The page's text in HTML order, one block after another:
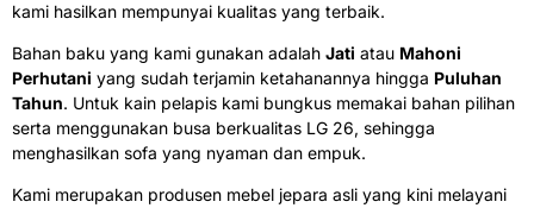
kami hasilkan mempunyai kualitas yang terbaik.
Bahan baku yang kami gunakan adalah Jati atau Mahoni
Perhutani yang sudah terjamin ketahanannya hingga Puluhan
Tahun. Untuk kain pelapis kami bungkus memakai bahan pilihan
serta menggunakan busa berkualitas LG 26, sehingga
menghasilkan sofa yang nyaman dan empuk.
Kami merupakan produsen mebel jepara asli yang kini melayani